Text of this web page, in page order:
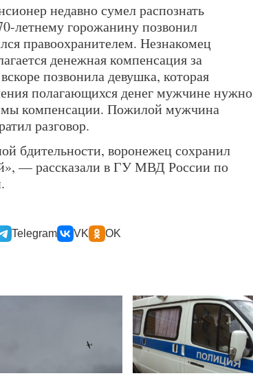
недавно сумел распознать
летнему горожанину позвонил
правоохранителем. Незнакомец
денежная компенсация за
позвонила девушка, которая
полагающихся денег мужчине нужно
компенсации. Пожилой мужчина
разговор.
бдительности, воронежец сохранил
— рассказали в ГУ МВД России по
Telegram VK OK